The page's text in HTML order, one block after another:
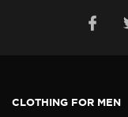
CLOTHING FOR MEN